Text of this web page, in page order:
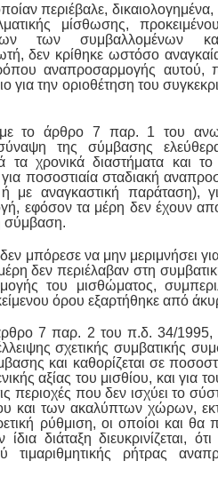
περιέβαλε,
μίσθωσης,
των συμβαλλομένων
δεν κρίθηκε ωστόσο
αναπροσαρμογής αυτού,
για την οριοθέτηση του
με το άρθρο 7 παρ. 1 του
της σύμβασης
τα χρονικά διαστήματα και
ποσοστιαία σταδιακή
με αναγκαστική παράταση),
εφόσον τα μέρη δεν έχουν
σύμβαση.
μπόρεσε να μην μεριμνήσει
δεν περιέλαβαν στη
του μισθώματος,
όρου εξαρτήθηκε από
7 παρ. 2 του π.δ. 34/1995,
σχετικής συμβατικής
και καθορίζεται σε
αξίας του μισθίου, και
περιοχές που δεν ισχύει το
και των ακαλύπτων χώρων,
ρύθμιση, οι οποίοι και θα
διάταξη διευκρινίζεται,
τιμαριθμητικής ρήτρας